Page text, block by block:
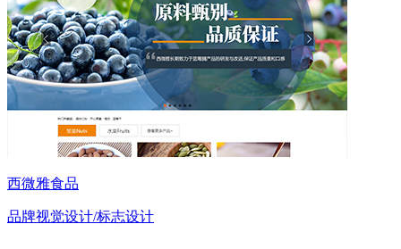
西微雅食品
品牌视觉设计/标志设计